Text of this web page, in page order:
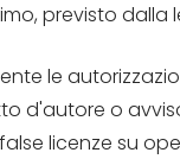
previsto
le
d'autore o
licenze su